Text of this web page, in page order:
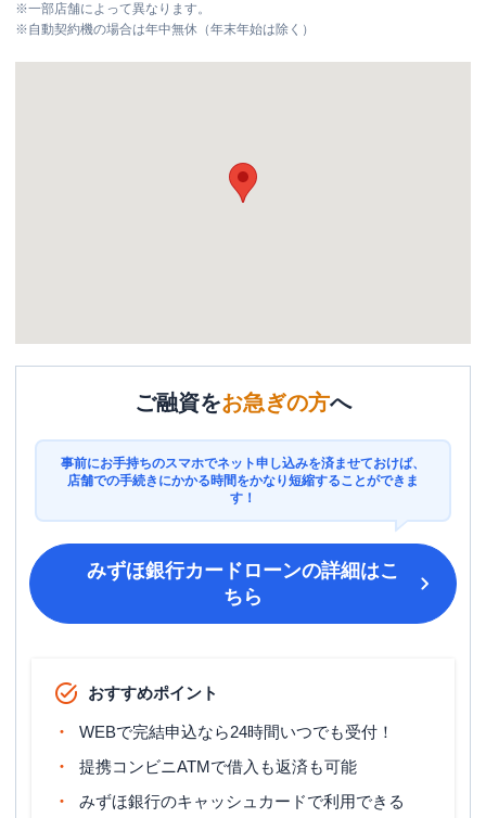
※一部店舗によって異なります。
※自動契約機の場合は年中無休（年末年始は除く）
ご融資をお急ぎの方へ
事前にお手持ちのスマホでネット申し込みを済ませておけば、
店舗での手続きにかかる時間をかなり短縮することができま
す！
みずほ銀行カードローンの詳細はこ
ちら
おすすめポイント
WEBで完結申込なら24時間いつでも受付！
提携コンビニATMで借入も返済も可能
みずほ銀行のキャッシュカードで利用できる